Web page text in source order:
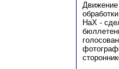
Движение
НаХ -